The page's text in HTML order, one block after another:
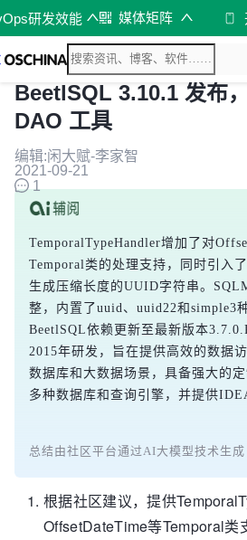
研发效能 媒体矩阵
BeetlSQL 3.10.1 发布
DAO 工具
编辑:闲大赋-李家智
2021-09-21
1
TemporalTypeHandler增加了对
Temporal类的处理支持，同时引入
生成压缩长度的UUID字符串。
整，内置了uuid、uuid22和simple3
BeetlSQL依赖更新至最新版本
2015年研发，旨在提供高效的数据
数据库和大数据场景，具备强大的
多种数据库和查询引擎，并提供
总结由社区平台通过AI大模型技术生成
根据社区建议，提供
OffsetDateTime等Temporal类